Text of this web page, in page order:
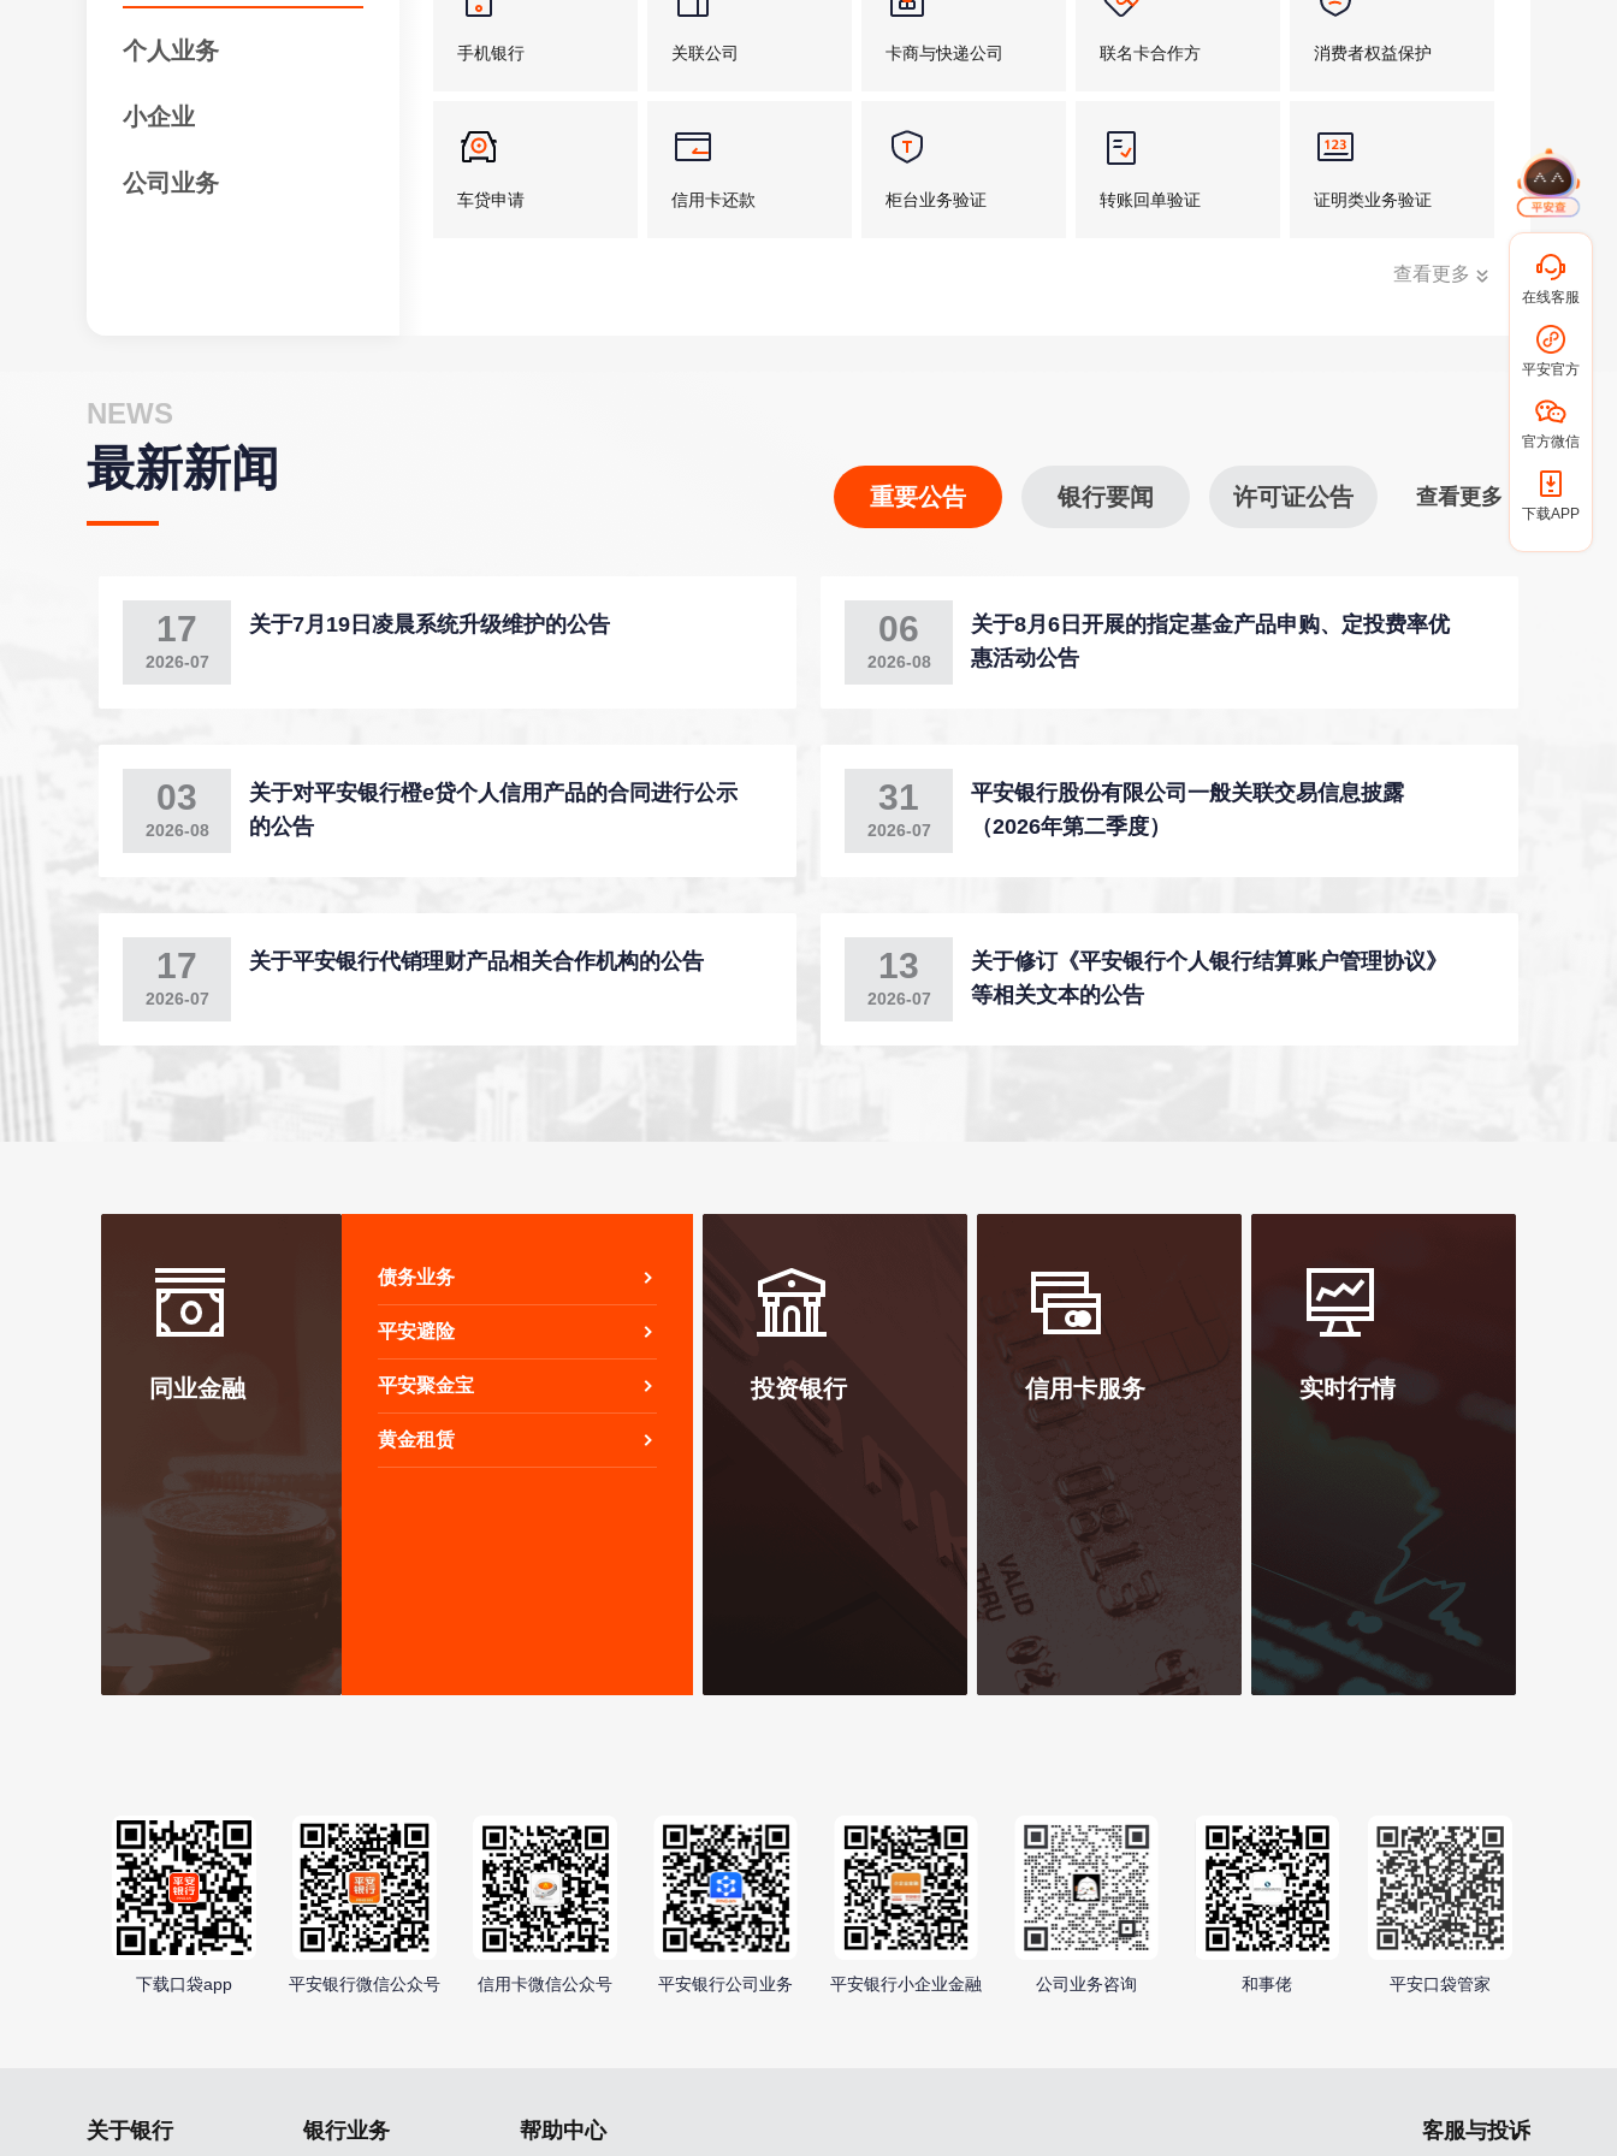
个人业务
小企业
公司业务
手机银行 关联公司 卡商与快递公司 联名卡合作方 消费者权益保护
车贷申请 信用卡还款 柜台业务验证 转账回单验证 证明类业务验证
查看更多
NEWS
最新新闻
重要公告 银行要闻 许可证公告 查看更多
17
2026-07
关于7月19日凌晨系统升级维护的公告 06
2026-08
关于8月6日开展的指定基金产品申购、定投费率优
惠活动公告
03
2026-08
关于对平安银行橙e贷个人信用产品的合同进行公示
的公告
31
2026-07
平安银行股份有限公司一般关联交易信息披露
（2026年第二季度）
17
2026-07
关于平安银行代销理财产品相关合作机构的公告 13
2026-07
关于修订《平安银行个人银行结算账户管理协议》
等相关文本的公告
同业金融
债务业务
平安避险
平安聚金宝
黄金租赁
投资银行
专项资产管理计划
资产托管服务
金橙俱乐部信用卡服务
在线申请信用卡
信用卡产品
实时行情
下载口袋app 平安银行微信公众号 信用卡微信公众号 平安银行公司业务 平安银行小企业金融 公司业务咨询 和事佬 平安口袋管家
在线客服
平安官方
官方微信
下载APP
关于银行 银行业务 帮助中心 客服与投诉